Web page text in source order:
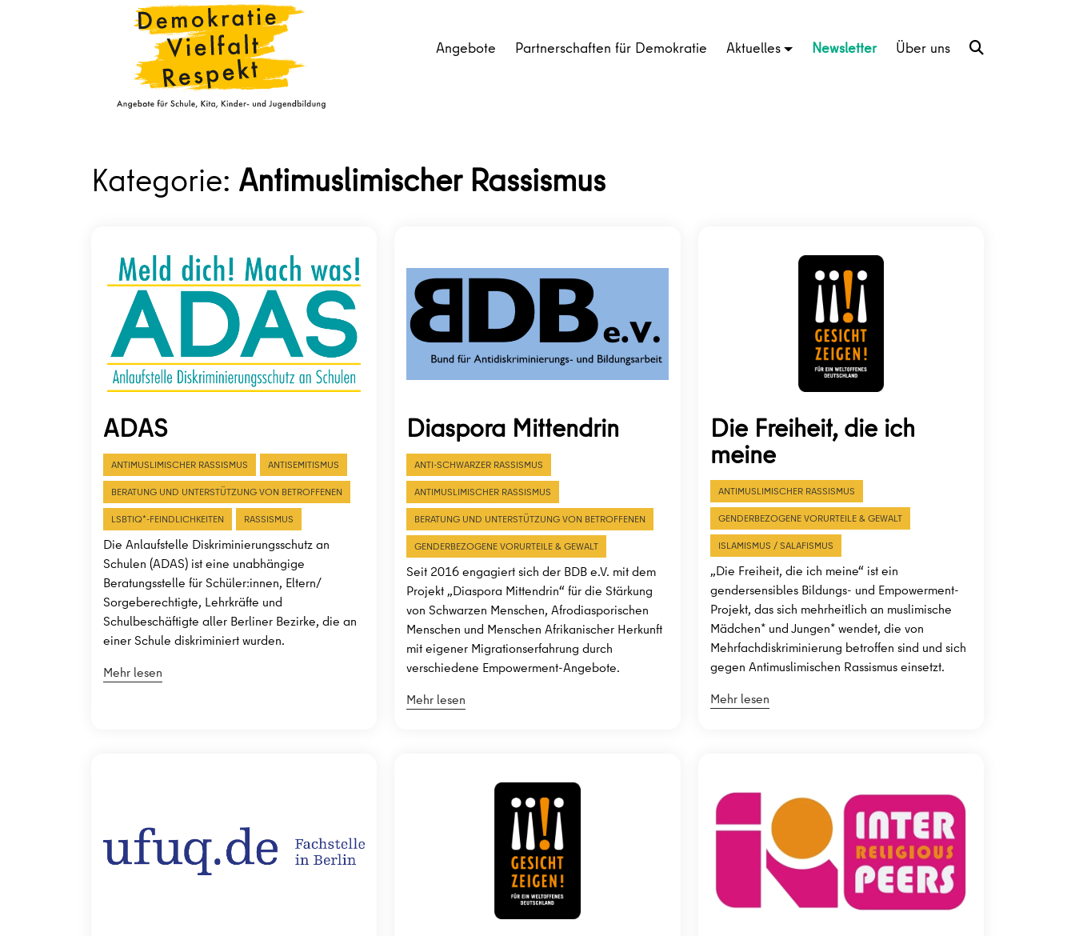
Angebote Partnerschaften für Demokratie Aktuelles Newsletter Über uns
Kategorie: Antimuslimischer Rassismus
ADAS
ANTIMUSLIMISCHER RASSISMUS
ANTISEMITISMUS
BERATUNG UND UNTERSTÜTZUNG VON BETROFFENEN
LSBTIQ*-FEINDLICHKEITEN
RASSISMUS
Die Anlaufstelle Diskriminierungsschutz an
Schulen (ADAS) ist eine unabhängige
Beratungsstelle für Schüler:innen, Eltern/
Sorgeberechtigte, Lehrkräfte und
Schulbeschäftigte aller Berliner Bezirke, die an
einer Schule diskriminiert wurden.
Mehr lesen
Diaspora Mittendrin
ANTI-SCHWARZER RASSISMUS
ANTIMUSLIMISCHER RASSISMUS
BERATUNG UND UNTERSTÜTZUNG VON BETROFFENEN
GENDERBEZOGENE VORURTEILE & GEWALT
Seit 2016 engagiert sich der BDB e.V. mit dem
Projekt „Diaspora Mittendrin“ für die Stärkung
von Schwarzen Menschen, Afrodiasporischen
Menschen und Menschen Afrikanischer Herkunft
mit eigener Migrationserfahrung durch
verschiedene Empowerment-Angebote.
Mehr lesen
Die Freiheit, die ich
meine
ANTIMUSLIMISCHER RASSISMUS
GENDERBEZOGENE VORURTEILE & GEWALT
ISLAMISMUS / SALAFISMUS
„Die Freiheit, die ich meine“ ist ein
gendersensibles Bildungs- und Empowerment-
Projekt, das sich mehrheitlich an muslimische
Mädchen* und Jungen* wendet, die von
Mehrfachdiskriminierung betroffen sind und sich
gegen Antimuslimischen Rassismus einsetzt.
Mehr lesen